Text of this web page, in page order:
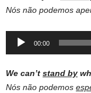
Nós não podemos
Audio
00:00
We can’t stand by
Nós não podemos